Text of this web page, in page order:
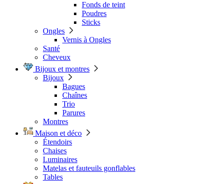
Fonds de teint
Poudres
Sticks
Ongles
Vernis à Ongles
Santé
Cheveux
Bijoux et montres
Bijoux
Bagues
Chaînes
Trio
Parures
Montres
Maison et déco
Étendoirs
Chaises
Luminaires
Matelas et fauteuils gonflables
Tables